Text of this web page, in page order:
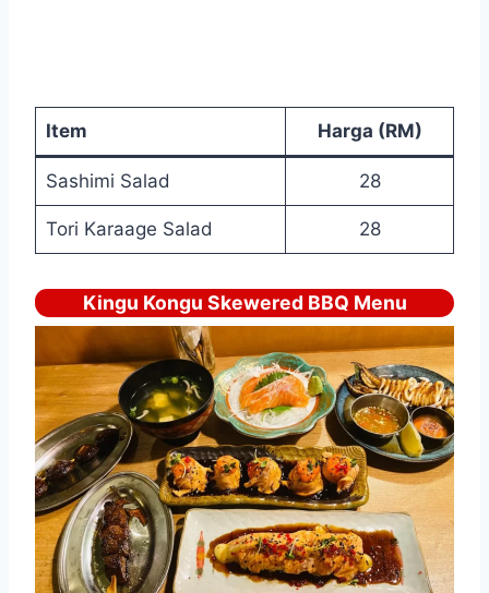
Item Harga (RM)
Sashimi Salad 28
Tori Karaage Salad 28
Kingu Kongu Skewered BBQ Menu